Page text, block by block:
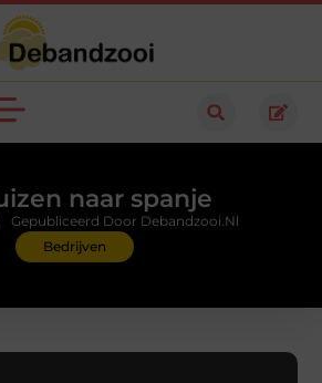
naar spanje
Bedrijven
Gepubliceerd Door Debandzooi.nl